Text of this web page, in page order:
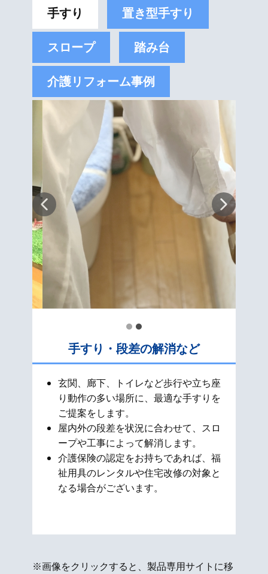
手すり 置き型手すり
スロープ 踏み台
介護リフォーム事例
手すり・段差の解消など
玄関、廊下、トイレなど歩行や立ち座
り動作の多い場所に、最適な手すりを
ご提案をします。
屋内外の段差を状況に合わせて、スロ
ープや工事によって解消します。
介護保険の認定をお持ちであれば、福
祉用具のレンタルや住宅改修の対象と
なる場合がございます。
※画像をクリックすると、製品専用サイトに移